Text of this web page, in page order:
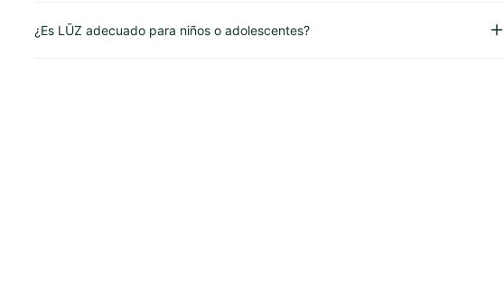
¿Es LŪZ adecuado para niños o adolescentes?